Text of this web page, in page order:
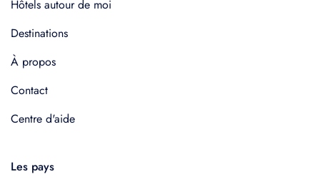
Hôtels autour de moi
Destinations
À propos
Contact
Centre d'aide
Les pays